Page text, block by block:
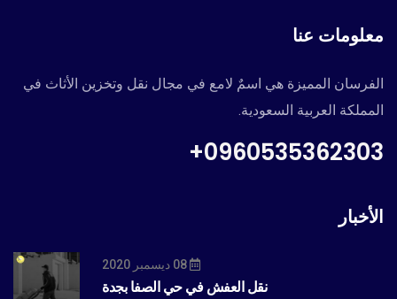
معلومات عنا
الفرسان المميزة هي اسمٌ لامع في مجال نقل وتخزين الأثاث في
المملكة العربية السعودية.
0960535362303+
الأخبار
نقل العفش في حي الصفا بجدة